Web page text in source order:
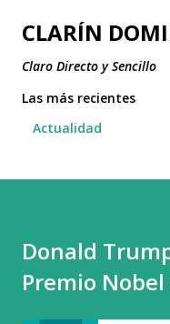
Ir al
CLARÍN
Claro Directo y Sencillo
Las más recientes
Actualidad
Donald
Premio Nobel